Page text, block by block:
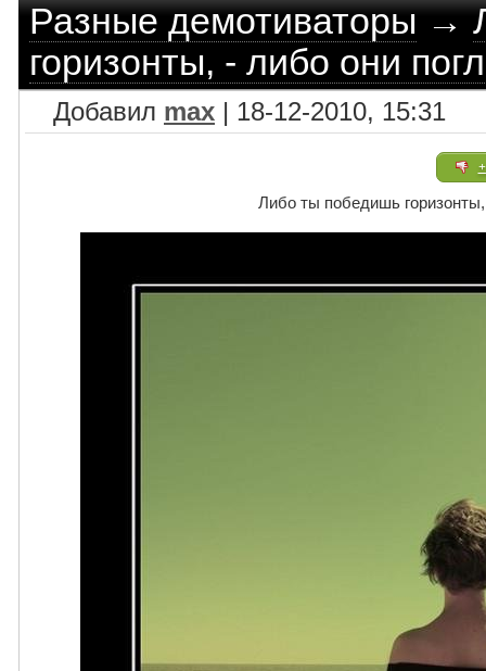
Разные демотиваторы→
горизонты, - либо они
Добавил max | 18-12-2010, 15:31
Либо ты победишь